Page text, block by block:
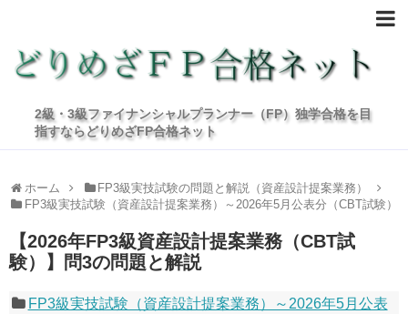
2級・3級ファイナンシャルプランナー（FP）独学合格を目
指すならどりめざFP合格ネット
ホーム
FP3級実技試験の問題と解説（資産設計提案業務）
FP3級実技試験（資産設計提案業務）～2026年5月公表分（CBT試験）
【2026年FP3級資産設計提案業務（CBT試
験）】問3の問題と解説
FP3級実技試験（資産設計提案業務）～2026年5月公表